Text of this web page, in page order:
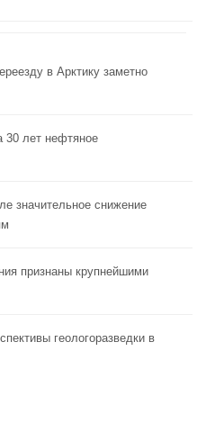
в Арктику заметно
30 лет нефтяное
значительное снижение
признаны крупнейшими
геологоразведки в